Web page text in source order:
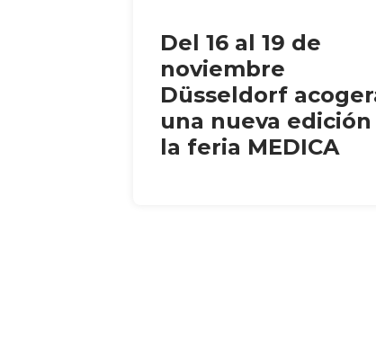
Del 16 al 19 de
noviembre
Düsseldorf
una nueva
la feria MEDICA